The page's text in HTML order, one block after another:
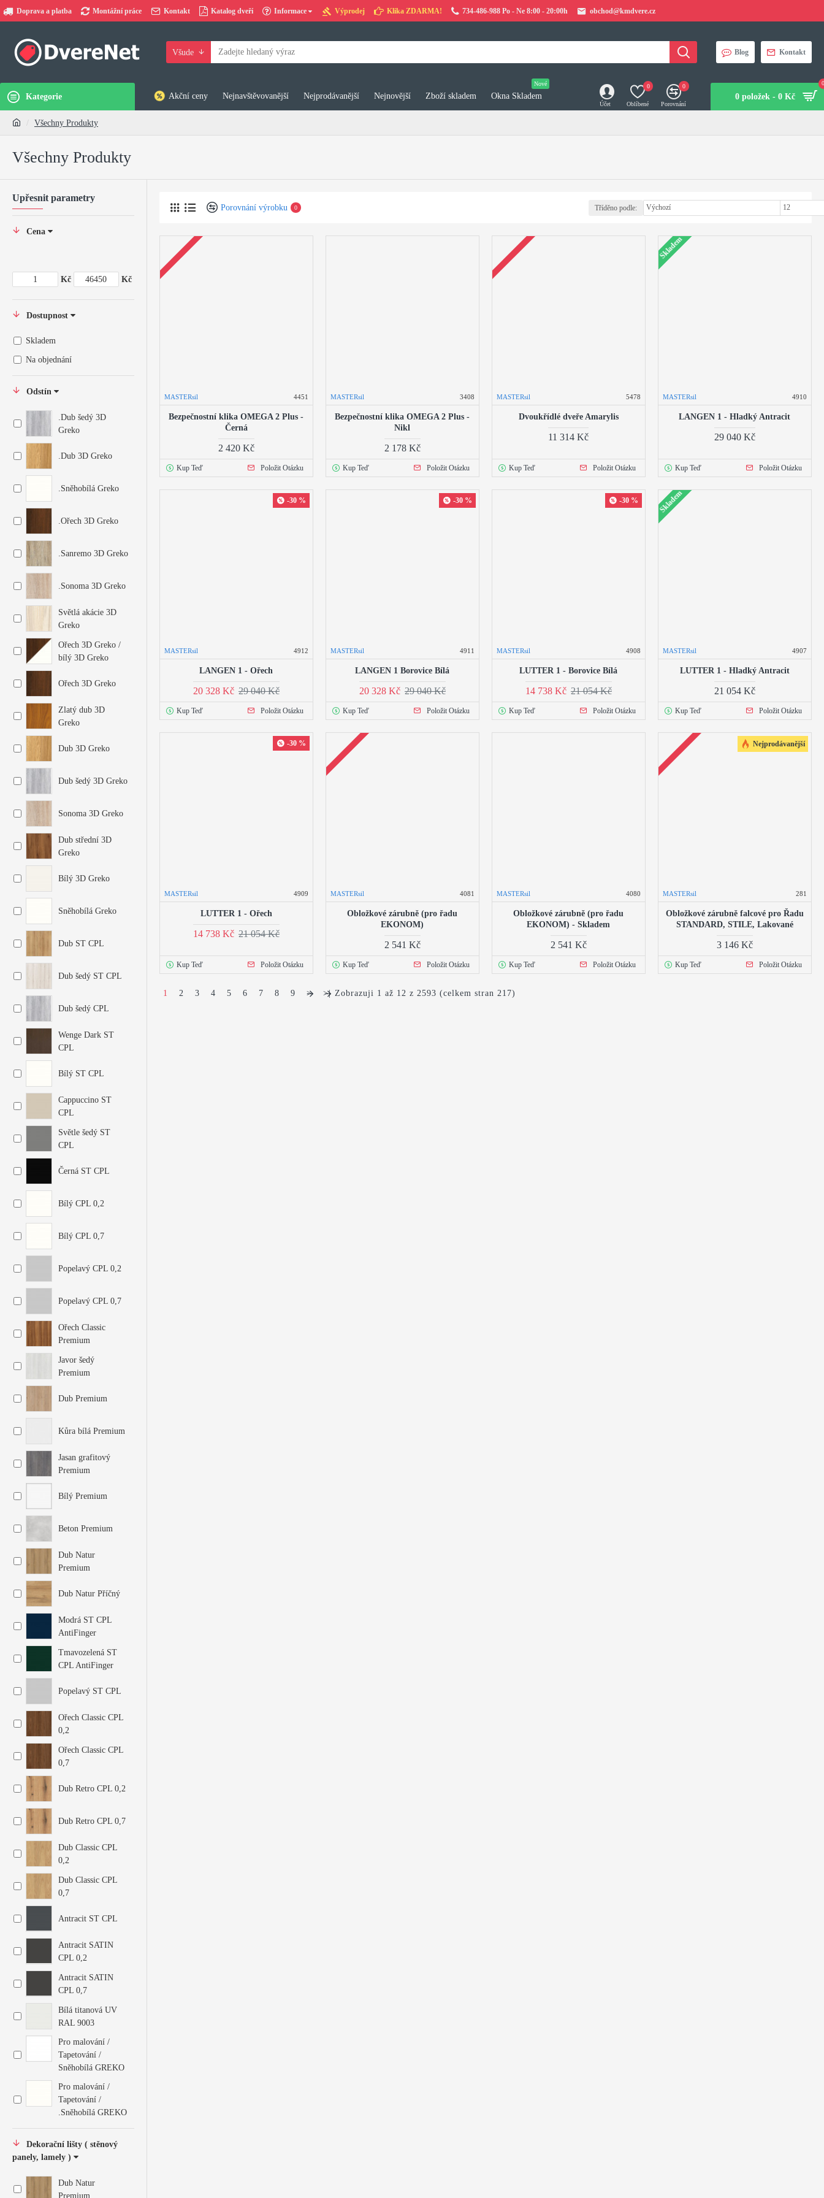
Doprava a platba Montážní práce Kontakt Katalog dveří Informace Výprodej Klika ZDARMA! 734-486-988 Po - Ne 8:00 - 20:00h obchod@kmdvere.cz
Všude Blog Kontakt
Kategorie Akční ceny Nejnavštěvovanější Nejprodávanější Nejnovější Zboží skladem Okna Skladem
Nové
Účet Oblíbené
0
Porovnání
0
0 položek - 0 Kč
Všechny Produkty
Všechny Produkty
Upřesnit parametry
Cena
Kč Kč
Odstín
.Dub šedý 3D
Greko
.Dub 3D Greko
.Sněhobílá Greko
.Ořech 3D Greko
.Sanremo 3D Greko
.Sonoma 3D Greko
Světlá akácie 3D
Greko
Ořech 3D Greko /
bílý 3D Greko
Ořech 3D Greko
Zlatý dub 3D
Greko
Dub 3D Greko
Dub šedý 3D Greko
Sonoma 3D Greko
Dub střední 3D
Greko
Bílý 3D Greko
Sněhobílá Greko
Dub ST CPL
Dub šedý ST CPL
Dub šedý CPL
Wenge Dark ST
CPL
Bílý ST CPL
Cappuccino ST
CPL
Světle šedý ST
CPL
Černá ST CPL
Bílý CPL 0,2
Bílý CPL 0,7
Popelavý CPL 0,2
Popelavý CPL 0,7
Ořech Classic
Premium
Javor šedý
Premium
Dub Premium
Kůra bílá Premium
Jasan grafitový
Premium
Bílý Premium
Beton Premium
Dub Natur
Premium
Dub Natur Příčný
Modrá ST CPL
AntiFinger
Tmavozelená ST
CPL AntiFinger
Popelavý ST CPL
Ořech Classic CPL
0,2
Ořech Classic CPL
0,7
Dub Retro CPL 0,2
Dub Retro CPL 0,7
Dub Classic CPL
0,2
Dub Classic CPL
0,7
Antracit ST CPL
Antracit SATIN
CPL 0,2
Antracit SATIN
CPL 0,7
Bílá titanová UV
RAL 9003
Pro malování /
Tapetování /
Sněhobílá GREKO
Pro malování /
Tapetování /
.Sněhobílá GREKO
Dekorační lišty ( stěnový
panely, lamely )
Dub Natur
Premium
Dostupnost
Skladem
Na objednání
Porovnání výrobku 0 Tříděno podle:
MASTERsil 4451
Bezpečnostní klika OMEGA 2 Plus -
Černá
2 420 Kč
Kup Teď Položit Otázku
MASTERsil 3408
Bezpečnostní klika OMEGA 2 Plus -
Nikl
2 178 Kč
Kup Teď Položit Otázku
MASTERsil 5478
Dvoukřídlé dveře Amarylis
11 314 Kč
Kup Teď Položit Otázku
Skladem
MASTERsil 4910
LANGEN 1 - Hladký Antracit
29 040 Kč
Kup Teď Položit Otázku
-30 %
MASTERsil 4912
LANGEN 1 - Ořech
20 328 Kč 29 040 Kč
Kup Teď Položit Otázku
-30 %
MASTERsil 4911
LANGEN 1 Borovice Bílá
20 328 Kč 29 040 Kč
Kup Teď Položit Otázku
-30 %
MASTERsil 4908
LUTTER 1 - Borovice Bílá
14 738 Kč 21 054 Kč
Kup Teď Položit Otázku
Skladem
MASTERsil 4907
LUTTER 1 - Hladký Antracit
21 054 Kč
Kup Teď Položit Otázku
-30 %
MASTERsil 4909
LUTTER 1 - Ořech
14 738 Kč 21 054 Kč
Kup Teď Položit Otázku
MASTERsil 4081
Obložkové zárubně (pro řadu
EKONOM)
2 541 Kč
Kup Teď Položit Otázku
MASTERsil 4080
Obložkové zárubně (pro řadu
EKONOM) - Skladem
2 541 Kč
Kup Teď Položit Otázku
Nejprodávanější
MASTERsil 281
Obložkové zárubně falcové pro Řadu
STANDARD, STILE, Lakované
3 146 Kč
Kup Teď Položit Otázku
1 2 3 4 5 6 7 8 9 > >| Zobrazuji 1 až 12 z 2593 (celkem stran 217)